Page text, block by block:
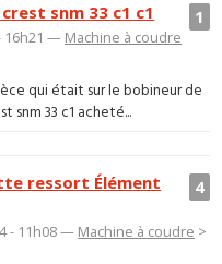
1
snm 33 c1 c1
16h21 — Machine à coudre
qui était sur le bobineur de
snm 33 c1 acheté...
4
ressort Élément
- 11h08 — Machine à coudre >